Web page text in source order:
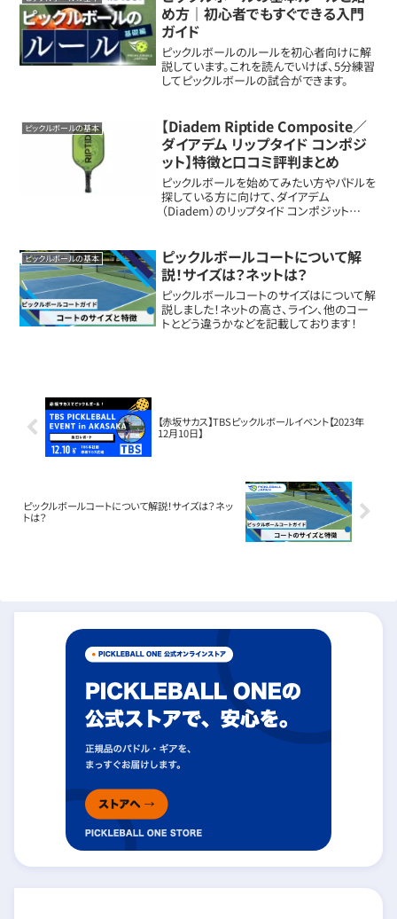
め方｜初心者でもすぐできる入門
ガイド
ピックルボールのルールを初心者向けに解
説しています。これを読んでいけば、5分練習
してピックルボールの試合ができます。
ピックルボールの基本
【Diadem Riptide Composite／
ダイアデム リップタイド コンポジ
ット】特徴と口コミ評判まとめ
ピックルボールを始めてみたい方やパドルを
探している方に向けて、ダイアデム
（Diadem）のリップタイド コンポジット
基本情報フェイス素材：H...
ピックルボールの基本
ピックルボールコートについて解
説！サイズは？ネットは？
ピックルボールコートのサイズはについて解
説しました！ネットの高さ、ライン、他のコー
トとどう違うかなどを記載しております！
【赤坂サカス】TBSピックルボールイベント【2023年
12月10日】
ピックルボールコートについて解説！サイズは？ネッ
トは？